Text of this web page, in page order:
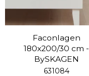
Faconlagen
180x200/30 cm -
BySKAGEN
631084